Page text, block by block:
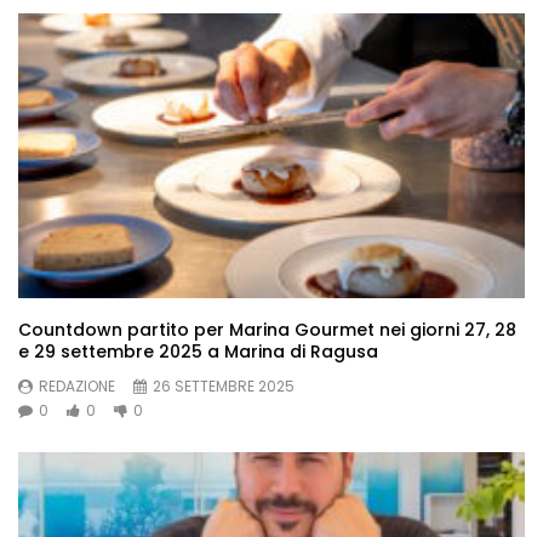
Countdown partito per Marina Gourmet nei giorni 27, 28
e 29 settembre 2025 a Marina di Ragusa
REDAZIONE
26 SETTEMBRE 2025
0
0 0